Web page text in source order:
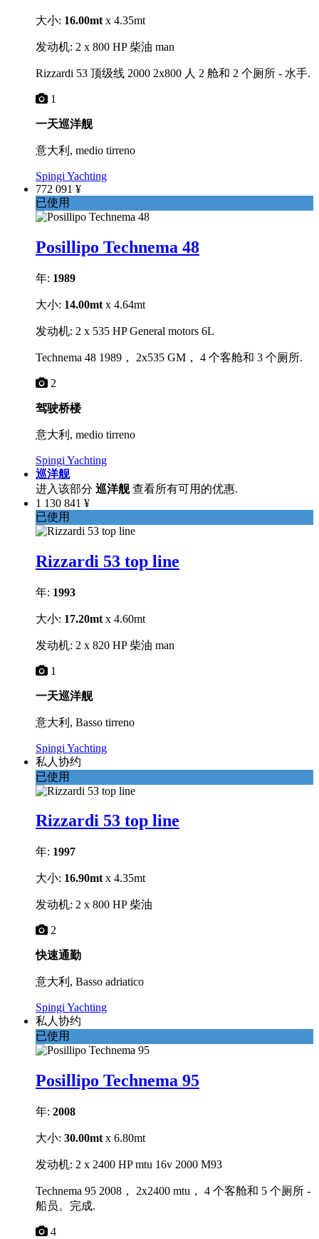
大小: 16.00mt x 4.35mt
发动机: 2 x 800 HP 柴油 man
Rizzardi 53 顶级线 2000 2x800 人 2 舱和 2 个厕所 - 水手.
1
一天巡洋舰
意大利, medio tirreno
Spingi Yachting
772 091 ¥
已使用
Posillipo Technema 48
年: 1989
大小: 14.00mt x 4.64mt
发动机: 2 x 535 HP General motors 6L
Technema 48 1989， 2x535 GM， 4 个客舱和 3 个厕所.
2
驾驶桥楼
意大利, medio tirreno
Spingi Yachting
巡洋舰
进入该部分 巡洋舰查看所有可用的优惠.
1 130 841 ¥
已使用
Rizzardi 53 top line
年: 1993
大小: 17.20mt x 4.60mt
发动机: 2 x 820 HP 柴油 man
1
一天巡洋舰
意大利, Basso tirreno
Spingi Yachting
私人协约
已使用
Rizzardi 53 top line
年: 1997
大小: 16.90mt x 4.35mt
发动机: 2 x 800 HP 柴油
2
快速通勤
意大利, Basso adriatico
Spingi Yachting
私人协约
已使用
Posillipo Technema 95
年: 2008
大小: 30.00mt x 6.80mt
发动机: 2 x 2400 HP mtu 16v 2000 M93
Technema 95 2008， 2x2400 mtu， 4 个客舱和 5 个厕所 -
船员。完成.
4